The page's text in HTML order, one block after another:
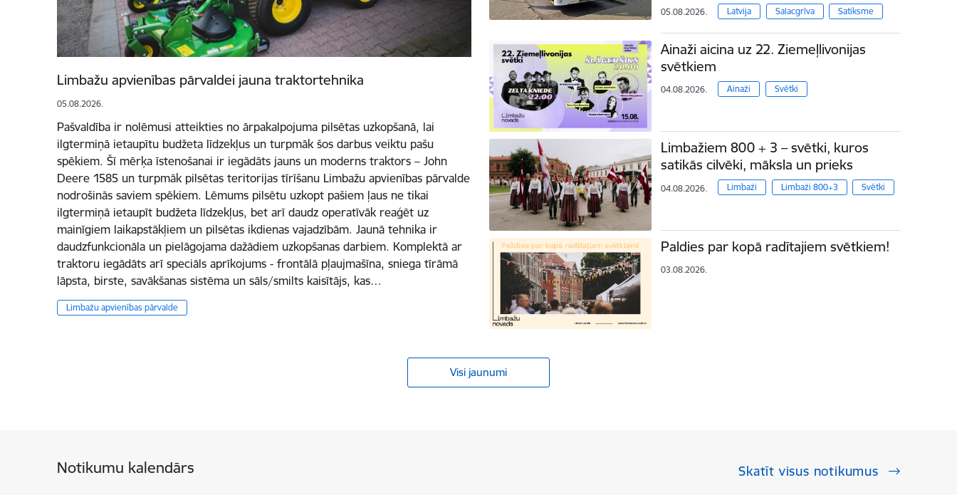
Limbažu apvienības pārvaldei jauna traktortehnika
05.08.2026.
Pašvaldība ir nolēmusi atteikties no ārpakalpojuma pilsētas uzkopšanā, lai
ilgtermiņā ietaupītu budžeta līdzekļus un turpmāk šos darbus veiktu pašu
spēkiem. Šī mērķa īstenošanai ir iegādāts jauns un moderns traktors – John
Deere 1585 un turpmāk pilsētas teritorijas tīrīšanu Limbažu apvienības pārvalde
nodrošinās saviem spēkiem. Lēmums pilsētu uzkopt pašiem ļaus ne tikai
ilgtermiņā ietaupīt budžeta līdzekļus, bet arī daudz operatīvāk reaģēt uz
mainīgiem laikapstākļiem un pilsētas ikdienas vajadzībām. Jaunā tehnika ir
daudzfunkcionāla un pielāgojama dažādiem uzkopšanas darbiem. Komplektā ar
traktoru iegādāts arī speciāls aprīkojums - frontālā pļaujmašīna, sniega tīrāmā
lāpsta, birste, savākšanas sistēma un sāls/smilts kaisītājs, kas…
Limbažu apvienības pārvalde
05.08.2026. Latvija Salacgrīva Satiksme
Ainaži aicina uz 22. Ziemeļlivonijas
svētkiem
04.08.2026. Ainaži Svētki
Limbažiem 800 + 3 – svētki, kuros
satikās cilvēki, māksla un prieks
04.08.2026. Limbaži Limbaži 800+3 Svētki
Paldies par kopā radītajiem svētkiem!
03.08.2026.
Visi jaunumi
Notikumu kalendārs Skatīt visus notikumus